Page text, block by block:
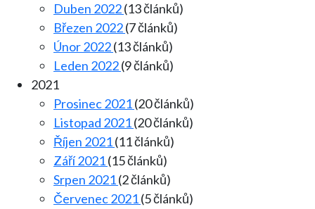
Duben 2022(13 článků)
Březen 2022(7 článků)
Únor 2022(13 článků)
Leden 2022(9 článků)
2021
Prosinec 2021(20 článků)
Listopad 2021(20 článků)
Říjen 2021(11 článků)
Září 2021(15 článků)
Srpen 2021(2 článků)
Červenec 2021(5 článků)